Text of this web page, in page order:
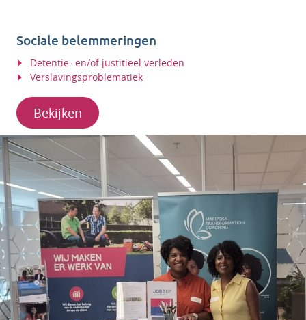
Sociale belemmeringen
Detentie- en/of justitieel verleden
Verslavingsproblematiek
Bekijken